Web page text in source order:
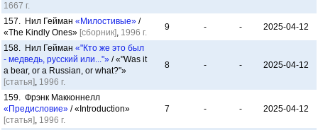
1667 г.
157. Нил Гейман «Милостивые» /
«The Kindly Ones» [сборник], 1996 г.
9 - - 2025-04-12
158. Нил Гейман «"Кто же это был
- медведь, русский или..."» / «"Was it
a bear, or a Russian, or what?"»
[статья], 1996 г.
8 - - 2025-04-12
159. Фрэнк Макконнелл
«Предисловие» / «Introduction»
[статья], 1996 г.
7 - - 2025-04-12